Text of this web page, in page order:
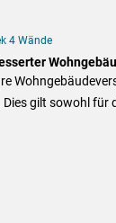
4 Wände
gilt sowohl für